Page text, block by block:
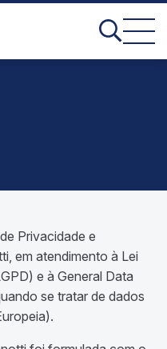
Privacidade e
em atendimento à Lei
e à General Data
se tratar de dados